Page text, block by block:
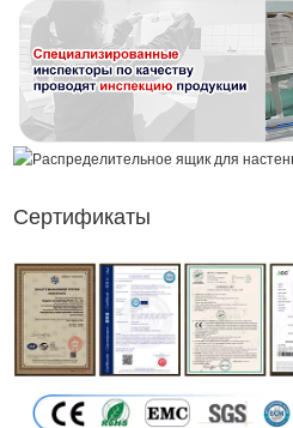
Сертификаты